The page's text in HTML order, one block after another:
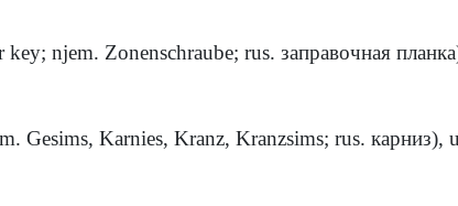
njem. Zonenschraube; rus. заправочная
Gesims, Karnies, Kranz, Kranzsims; rus.